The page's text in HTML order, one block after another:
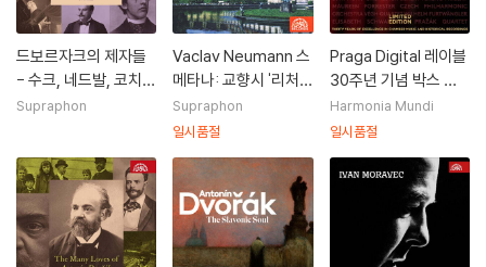
드보르자크의 제자들
- 수크, 네드발, 코치
안, 노바크, 푸치크 외
Suk, Nedbal, Fucik,
Kocian etc)
Supraphon
Vaclav Neumann 스
메타나: 교향시 '리처
드 3세', '발렌슈타인의
주둔지', '농부 여인',
ana: Symphonic Po
ems)
Supraphon
일시품절
Praga Digital 레이블
30주년 기념 박스 세
트 (30 Years PRAG
A)
Harmonia Mundi
일시품절